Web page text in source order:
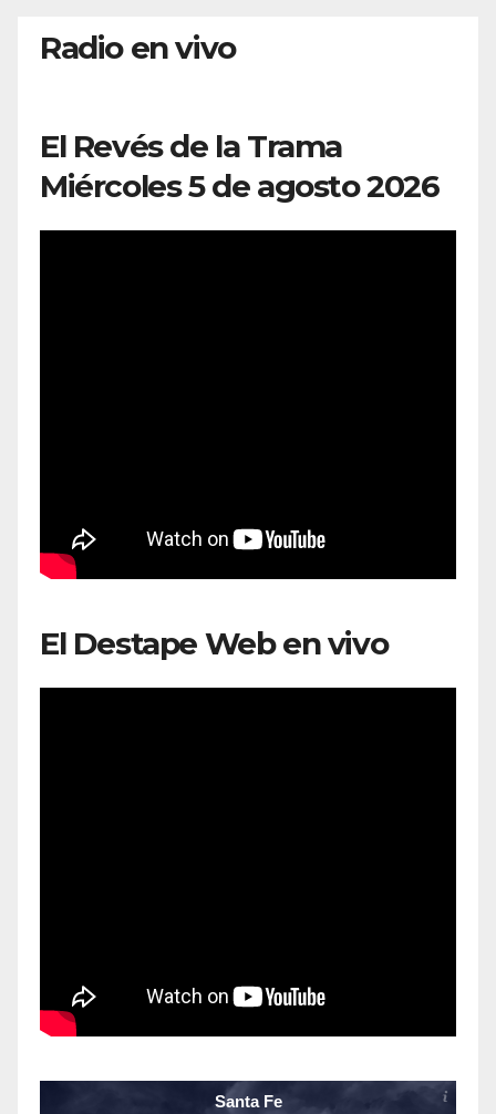
Radio en vivo
El Revés de la Trama
Miércoles 5 de agosto 2026
El Destape Web en vivo
Santa Fe